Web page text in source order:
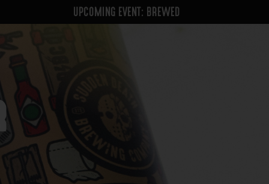
UPCOMING EVENT: BREWED